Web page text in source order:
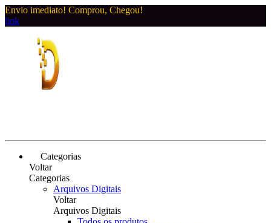
Envio imediato! Comprou, Chegou!
link
Categorias
Voltar
Categorias
Arquivos Digitais
Voltar
Arquivos Digitais